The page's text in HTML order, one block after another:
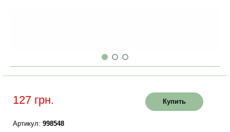
127 грн. Купить
Артикул: 998548